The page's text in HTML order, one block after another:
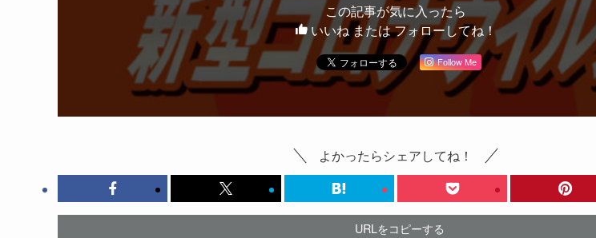
この記事が気に入ったら
いいね または フォローしてね！
Follow Me
よかったらシェアしてね！
URLをコピーする